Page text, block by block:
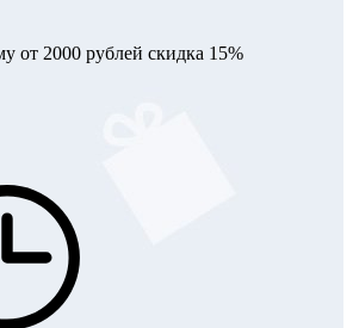
от 2000 рублей скидка 15%